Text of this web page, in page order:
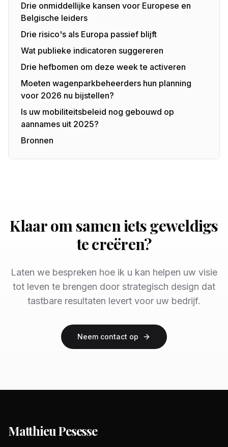
Drie onmiddellijke kansen voor Europese en
Belgische leiders
Drie risico's als Europa passief blijft
Wat publieke indicatoren suggereren
Drie hefbomen om deze week te activeren
Moeten wagenparkbeheerders hun planning
voor 2026 nu bijstellen?
Is uw mobiliteitsbeleid nog gebouwd op
aannames uit 2025?
Bronnen
Klaar om samen iets geweldigs
te creëren?
Laten we bespreken hoe ik u kan helpen uw visie
tot leven te brengen door strategisch design dat
tastbare resultaten levert voor uw bedrijf.
Neem contact op
Matthieu Pesesse